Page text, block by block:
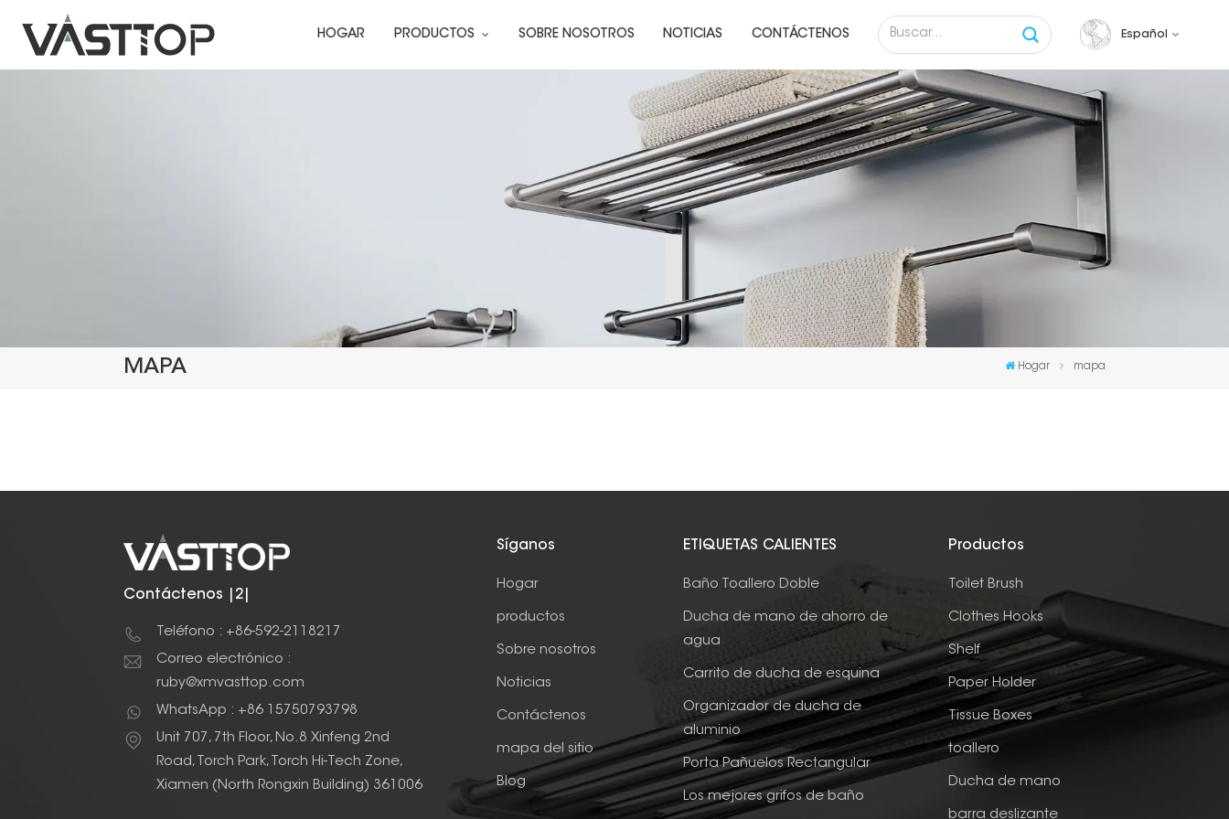
HOGAR PRODUCTOS SOBRE NOSOTROS NOTICIAS CONTÁCTENOS Español
English
français
русский
español
MAPA Hogar mapa
Contáctenos |2|
Teléfono : +86-592-2118217
Correo electrónico :
ruby@xmvasttop.com
WhatsApp : +86 15750793798
Unit 707, 7th Floor, No.8 Xinfeng 2nd
Road, Torch Park, Torch Hi-Tech Zone,
Xiamen (North Rongxin Building) 361006
Síganos
Hogar
productos
Sobre nosotros
Noticias
Contáctenos
mapa del sitio
Blog
ETIQUETAS CALIENTES
Baño Toallero Doble
Ducha de mano de ahorro de
agua
Carrito de ducha de esquina
Organizador de ducha de
aluminio
Porta Pañuelos Rectangular
Los mejores grifos de baño
Productos
Toilet Brush
Clothes Hooks
Shelf
Paper Holder
Tissue Boxes
toallero
Ducha de mano
barra deslizante